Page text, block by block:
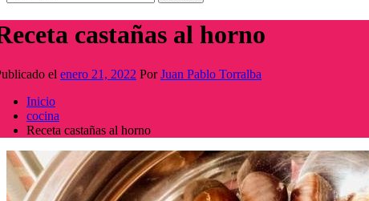
castañas al horno
el enero 21, 2022 PorJuan Pablo Torralba
Inicio
cocina
Receta castañas al horno